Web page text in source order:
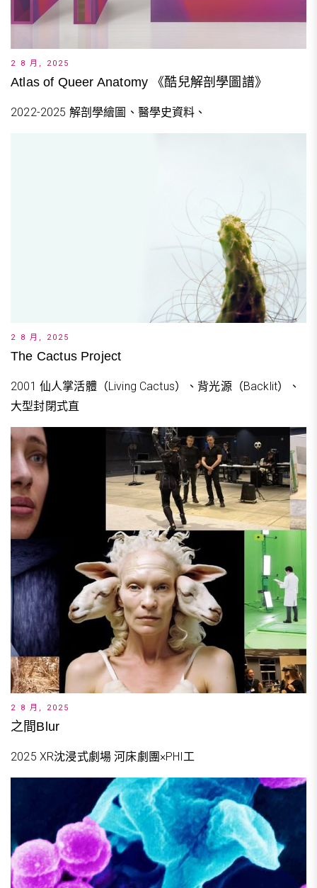
2 8 月, 2025
Atlas of Queer Anatomy 《酷兒解剖學圖譜》
2022-2025 解剖學繪圖、醫學史資料、
2 8 月, 2025
The Cactus Project
2001 仙人掌活體（Living Cactus）、背光源（Backlit）、
大型封閉式直
2 8 月, 2025
之間Blur
2025 XR沈浸式劇場 河床劇團×PHI工